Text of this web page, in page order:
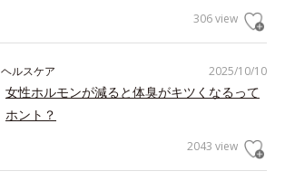
306 view
2025/10/10
ヘルスケア
女性ホルモンが減ると体臭がキツくなるって
ホント？
2043 view